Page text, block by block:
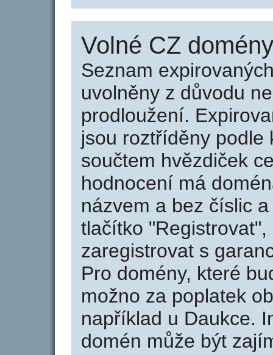
Volné CZ
Seznam
uvolněny z důvodu
prodloužení.
jsou roztříděny podle
součtem hvězdiček
hodnocení má
názvem a bez číslic
tlačítko
zaregistrovat s
Pro domény, které
možno za poplatek
například u Daukce.
domén může být